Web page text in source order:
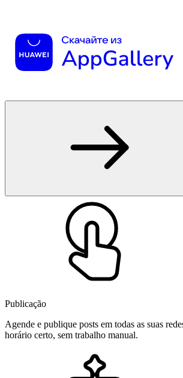
Publicação
Agende e publique posts em todas as suas
horário certo, sem trabalho manual.